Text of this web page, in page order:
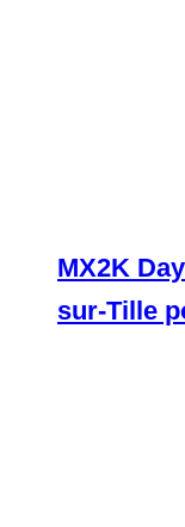
MX2K
sur-Tille